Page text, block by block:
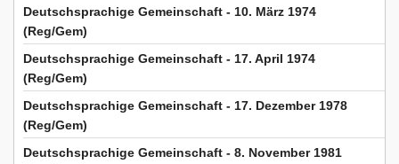
Deutschsprachige Gemeinschaft - 10. März 1974
(Reg/Gem)
Deutschsprachige Gemeinschaft - 17. April 1974
(Reg/Gem)
Deutschsprachige Gemeinschaft - 17. Dezember 1978
(Reg/Gem)
Deutschsprachige Gemeinschaft - 8. November 1981